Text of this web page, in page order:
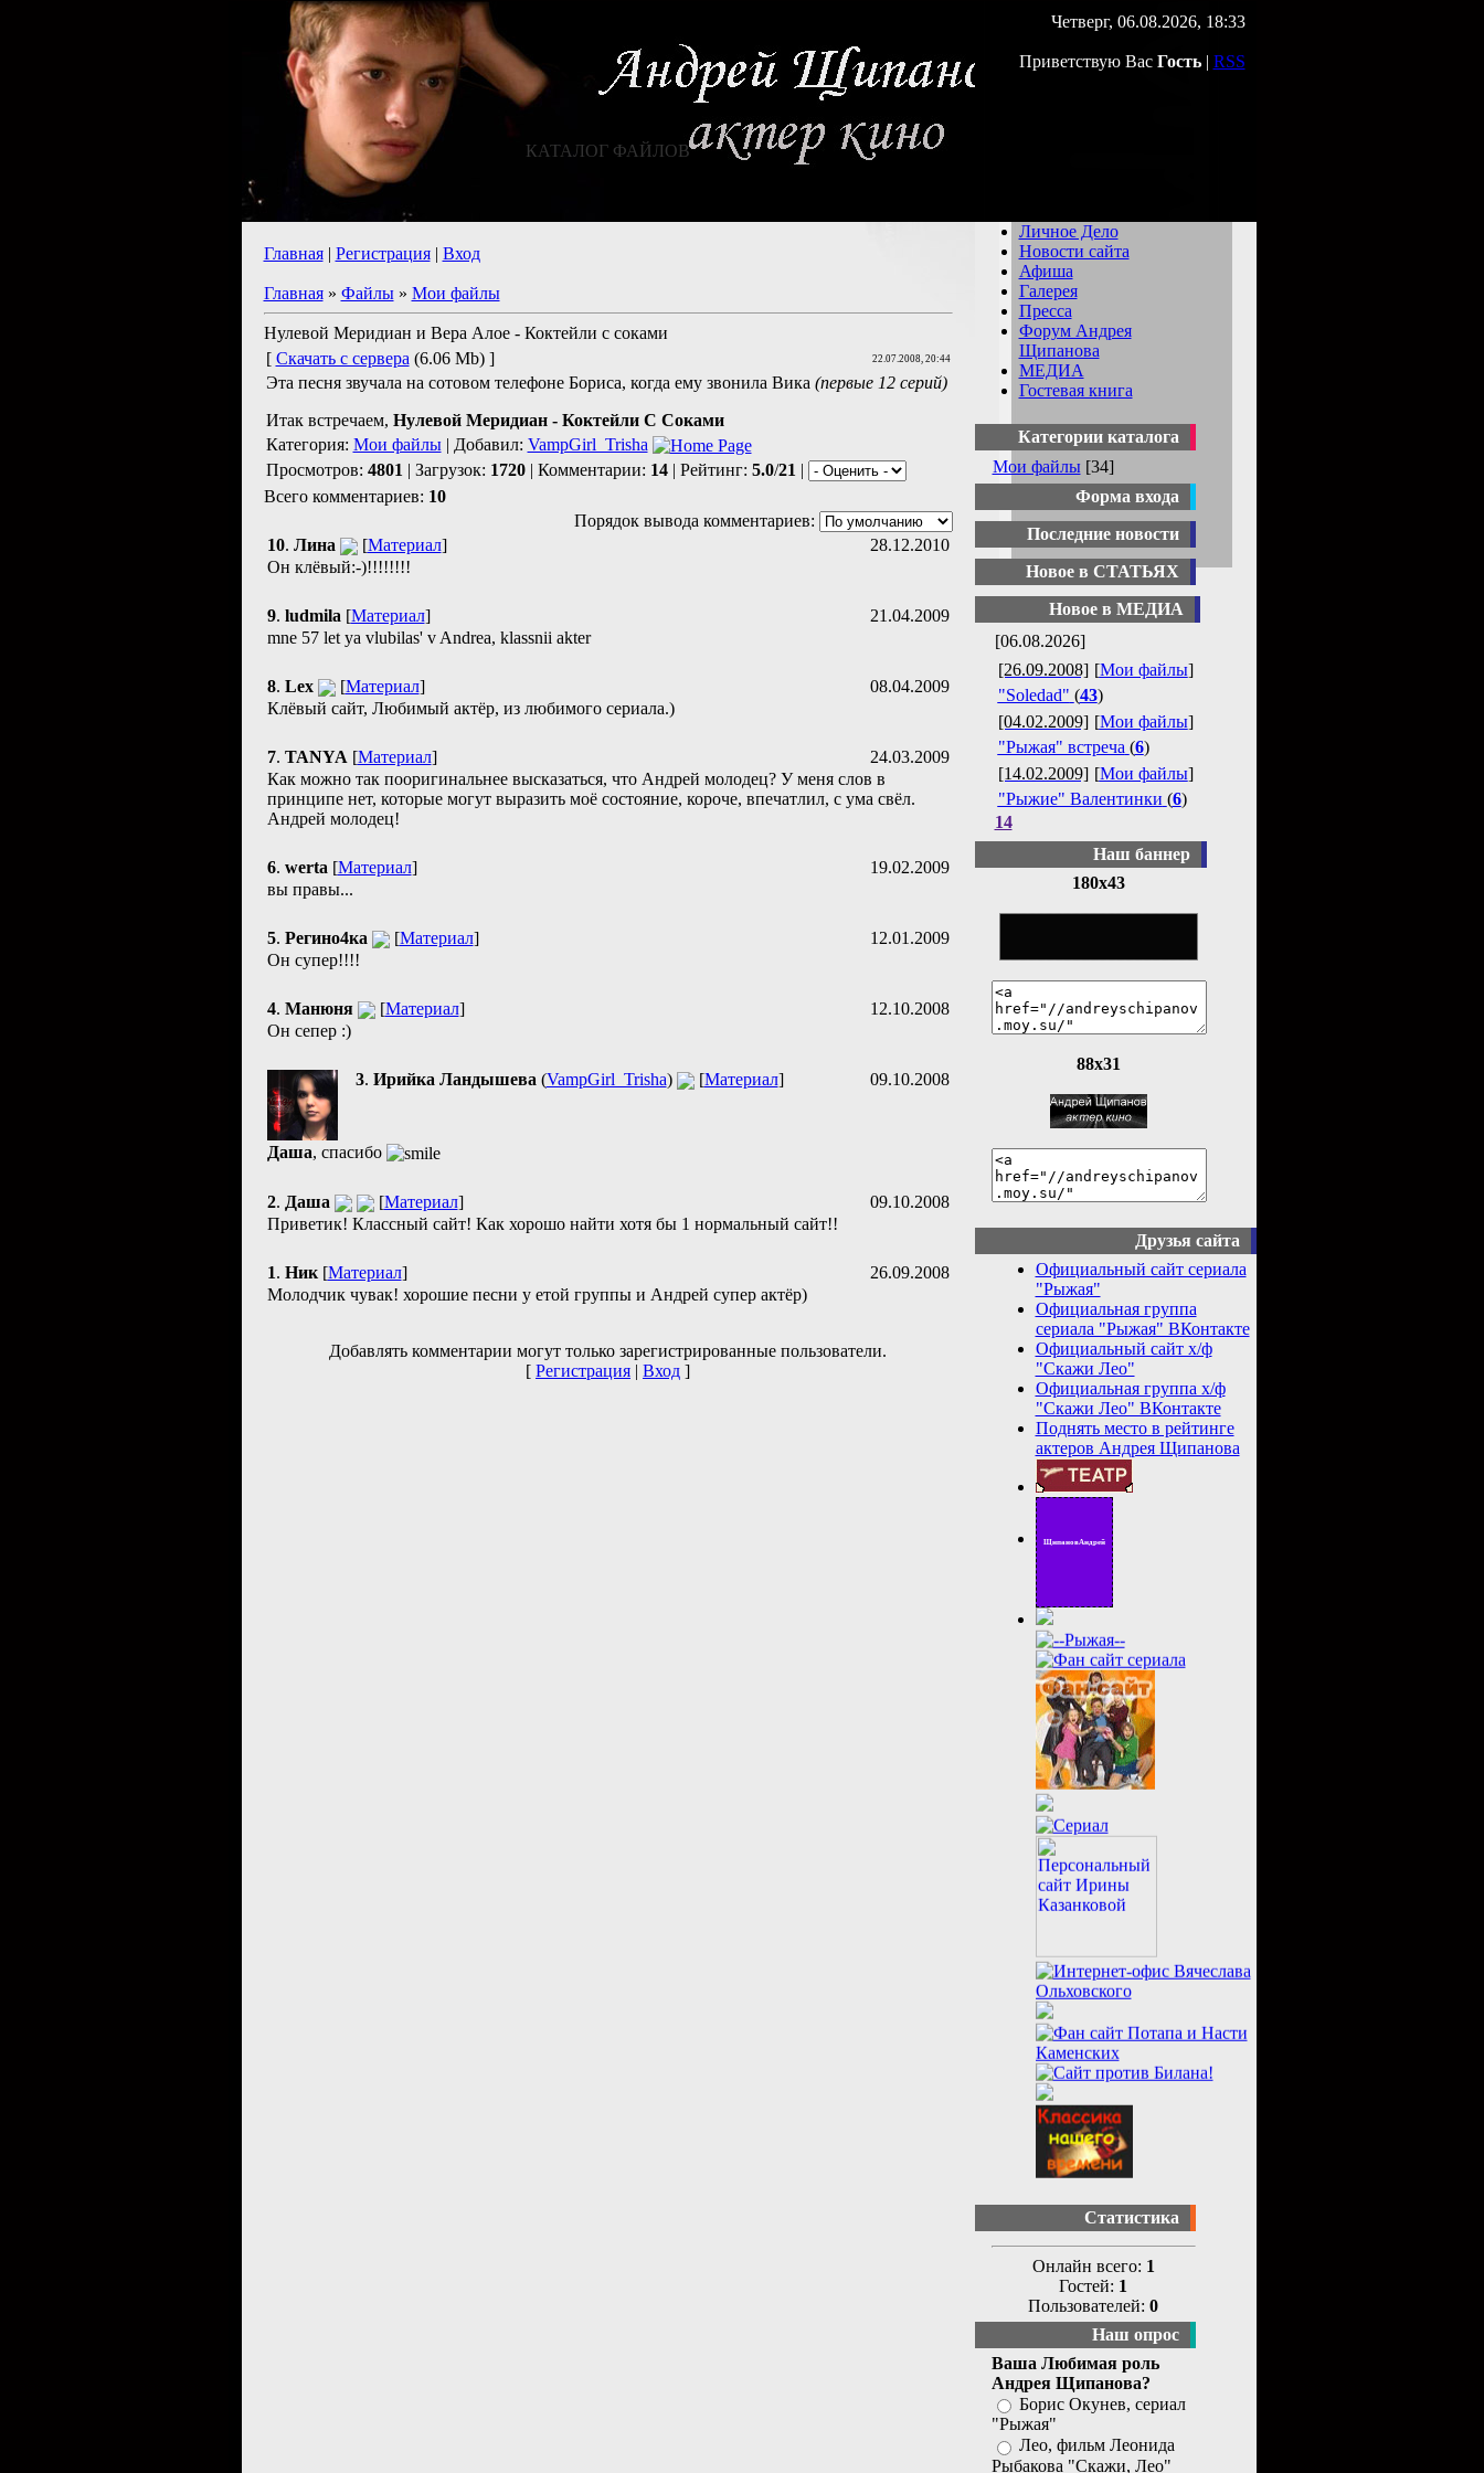
КАТАЛОГ ФАЙЛОВ
Четверг, 06.08.2026, 18:33
Приветствую Вас Гость| RSS
Главная| Регистрация| Вход
Главная» Файлы» Мои файлы
Нулевой Меридиан и Вера Алое - Коктейли с соками
[ Скачать с сервера (6.06 Mb) ] 22.07.2008, 20:44
Эта песня звучала на сотовом телефоне Бориса, когда ему звонила Вика (первые 12 серий)
Итак встречаем, Нулевой Меридиан - Коктейли С Соками
Категория: Мои файлы| Добавил: VampGirl_Trisha
Просмотров: 4801 | Загрузок: 1720| Комментарии: 14| Рейтинг: 5.0/21 |
Всего комментариев: 10
Порядок вывода комментариев:
28.12.2010
10. Лина [Материал]
Он клёвый:-)!!!!!!!!
21.04.2009
9. ludmila [Материал]
mne 57 let ya vlubilas' v Andrea, klassnii akter
08.04.2009
8. Lex [Материал]
Клёвый сайт, Любимый актёр, из любимого сериала.)
24.03.2009
7. TANYA [Материал]
Как можно так пооригинальнее высказаться, что Андрей молодец? У меня слов в
принципе нет, которые могут выразить моё состояние, короче, впечатлил, с ума свёл.
Андрей молодец!
19.02.2009
6. werta [Материал]
вы правы...
12.01.2009
5. Регино4ка [Материал]
Он супер!!!!
12.10.2008
4. Манюня [Материал]
Он сепер :)
09.10.2008
3. Ирийка Ландышева (VampGirl_Trisha) [Материал]
Даша, спасибо
09.10.2008
2. Даша [Материал]
Приветик! Классный сайт! Как хорошо найти хотя бы 1 нормальный сайт!!
26.09.2008
1. Ник [Материал]
Молодчик чувак! хорошие песни у етой группы и Андрей супер актёр)
Добавлять комментарии могут только зарегистрированные пользователи.
[ Регистрация | Вход ]
Личное Дело
Новости сайта
Афиша
Галерея
Пресса
Форум Андрея
Щипанова
МЕДИА
Гостевая книга
Категории каталога
Мои файлы [34]
Форма входа
Последние новости
Новое в СТАТЬЯХ
Новое в МЕДИА
[06.08.2026]
[26.09.2008] [Мои файлы]
"Soledad" (43)
[04.02.2009] [Мои файлы]
"Рыжая" встреча (6)
[14.02.2009] [Мои файлы]
"Рыжие" Валентинки (6)
14
Наш баннер
180x43
88x31
Друзья сайта
Официальный сайт сериала
"Рыжая"
Официальная группа
сериала "Рыжая" ВКонтакте
Официальный сайт х/ф
"Скажи Лео"
Официальная группа х/ф
"Скажи Лео" ВКонтакте
Поднять место в рейтинге
актеров Андрея Щипанова
Статистика
Онлайн всего: 1
Гостей: 1
Пользователей: 0
Наш опрос
Ваша Любимая роль
Андрея Щипанова?
Борис Окунев, сериал
"Рыжая"
Лео, фильм Леонида
Рыбакова "Скажи, Лео"